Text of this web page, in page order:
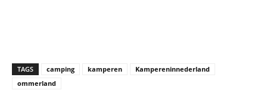
TAGS camping kamperen
Kampereninnederland
ommerland